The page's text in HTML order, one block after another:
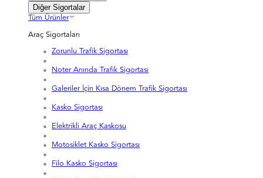
Diğer Sigortalar
Tüm Ürünler
Araç Sigortaları
Zorunlu Trafik Sigortası
Noter Anında Trafik Sigortası
Galeriler İçin Kısa Dönem Trafik Sigortası
Kasko Sigortası
Elektrikli Araç Kaskosu
Motosiklet Kasko Sigortası
Filo Kasko Sigortası